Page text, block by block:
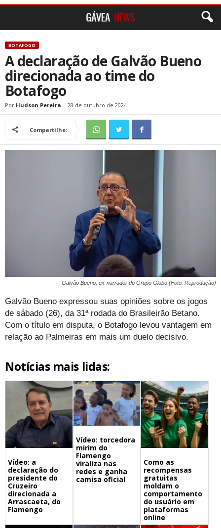
BOTAFOGO
A declaração de Galvão Bueno
direcionada ao time do
Botafogo
Por Hudson Pereira - 28 de outubro de 2024
Compartilhe:
Galvão Bueno, ex-narrador do Grupo Globo (Foto: Reprodução)
Galvão Bueno expressou suas opiniões sobre os jogos
de sábado (26), da 31ª rodada do Brasileirão Betano.
Com o título em disputa, o Botafogo levou vantagem em
relação ao Palmeiras em mais um duelo decisivo.
Notícias mais lidas:
Vídeo: a
declaração do
presidente do
Cruzeiro
direcionada a
Arrascaeta, do
Flamengo
Vídeo: torcedora
mirim do
Flamengo
viraliza nas
redes e ganha
camisa oficial
Como as
recompensas
gratuitas
moldam o
comportamento
do usuário em
plataformas
online